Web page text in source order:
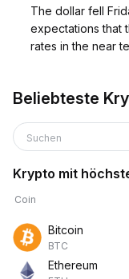
The dollar fell
expectations that
rates in the near
Beliebteste
Suchen
Krypto mit
Coin
Bitcoin
BTC
Ethereum